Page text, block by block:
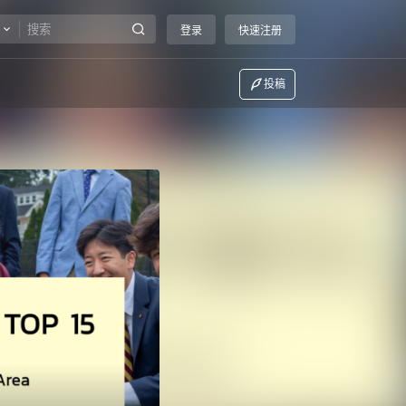
登录 快速注册
投稿